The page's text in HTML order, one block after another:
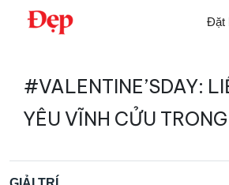
Chuyển
Đặt
kiếm
#VALENTINE’SDAY:
YÊU VĨNH CỬU